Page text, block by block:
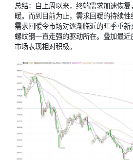
总结：自上周以来，终端需求加速恢复
暖。而到目前为止，需求回暖的持续
需求回暖令市场对逐渐临近的旺季重
螺纹钢一直走强的驱动所在。叠加最近
市场表现相对积极。